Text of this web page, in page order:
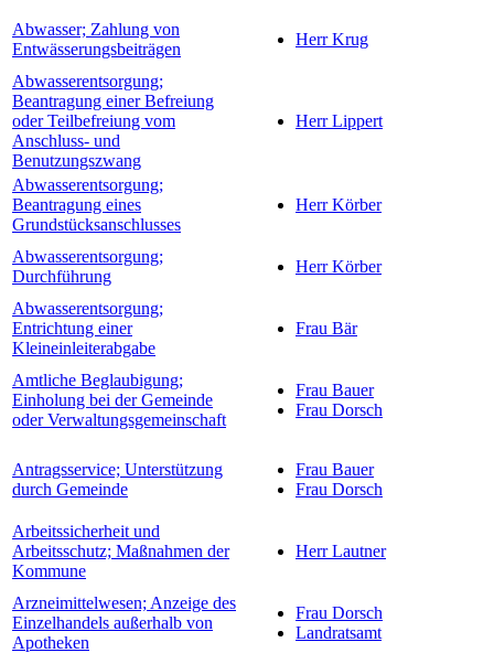
Abwasser; Zahlung von
Entwässerungsbeiträgen
Herr Krug
Abwasserentsorgung;
Beantragung einer Befreiung
oder Teilbefreiung vom
Anschluss- und
Benutzungszwang
Herr Lippert
Abwasserentsorgung;
Beantragung eines
Grundstücksanschlusses
Herr Körber
Abwasserentsorgung;
Durchführung
Herr Körber
Abwasserentsorgung;
Entrichtung einer
Kleineinleiterabgabe
Frau Bär
Amtliche Beglaubigung;
Einholung bei der Gemeinde
oder Verwaltungsgemeinschaft
Frau Bauer
Frau Dorsch
Antragsservice; Unterstützung
durch Gemeinde
Frau Bauer
Frau Dorsch
Arbeitssicherheit und
Arbeitsschutz; Maßnahmen der
Kommune
Herr Lautner
Arzneimittelwesen; Anzeige des
Einzelhandels außerhalb von
Apotheken
Frau Dorsch
Landratsamt